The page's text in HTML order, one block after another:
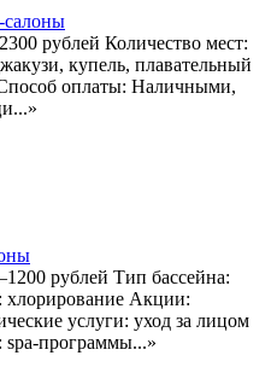
рублей Количество мест:
купель, плавательный
оплаты: Наличными,
рублей Тип бассейна:
Акции:
услуги: уход за лицом
spa-программы...»